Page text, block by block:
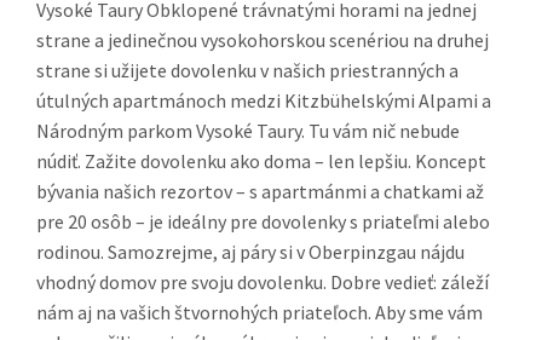
Vysoké Taury Obklopené trávnatými horami na jednej
strane a jedinečnou vysokohorskou scenériou na druhej
strane si užijete dovolenku v našich priestranných a
útulných apartmánoch medzi Kitzbühelskými Alpami a
Národným parkom Vysoké Taury. Tu vám nič nebude
núdiť. Zažite dovolenku ako doma – len lepšiu. Koncept
bývania našich rezortov – s apartmánmi a chatkami až
pre 20 osôb – je ideálny pre dovolenky s priateľmi alebo
rodinou. Samozrejme, aj páry si v Oberpinzgau nájdu
vhodný domov pre svoju dovolenku. Dobre vedieť: záleží
nám aj na vašich štvornohých priateľoch. Aby sme vám